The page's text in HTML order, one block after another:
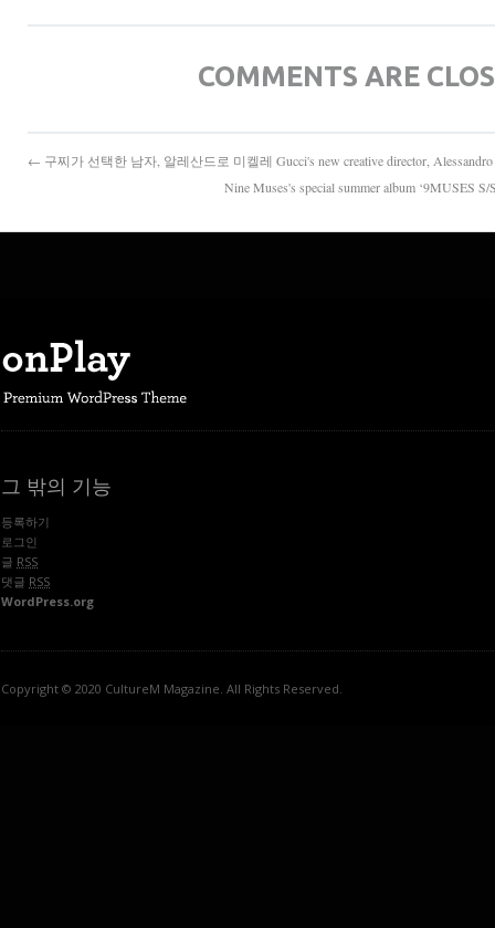
COMMENTS ARE
← 구찌가 선택한 남자, 알레산드로 미켈레 Gucci's new creative director, Alessandro
Nine Muses's special summer album
그 밖의 기능
등록하기
로그인
글 RSS
댓글 RSS
WordPress.org
Copyright © 2020 CultureM Magazine. All Rights Reserved.